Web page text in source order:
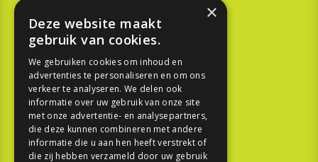
KOOPGIDS
TESTEN
SPORT
REPORTAGE
×
Deze website maakt
gebruik van cookies.
We gebruiken cookies om inhoud en
advertenties te personaliseren en om ons
verkeer te analyseren. We delen ook
informatie over uw gebruik van onze site
met onze advertentie- en analysepartners,
die deze kunnen combineren met andere
informatie die u aan hen heeft verstrekt of
die zij hebben verzameld door uw gebruik